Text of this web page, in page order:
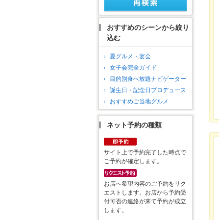
おすすめのシーンから絞り
込む
夏グルメ・宴会
女子会完全ガイド
目的別食べ放題ナビゲーター
誕生日・記念日プロデュース
おすすめご当地グルメ
ネット予約の種類
サイト上で予約完了した時点で
ご予約が確定します。
お店へ希望内容のご予約をリク
エストします。お店から予約受
付可否の連絡が来て予約が成立
します。